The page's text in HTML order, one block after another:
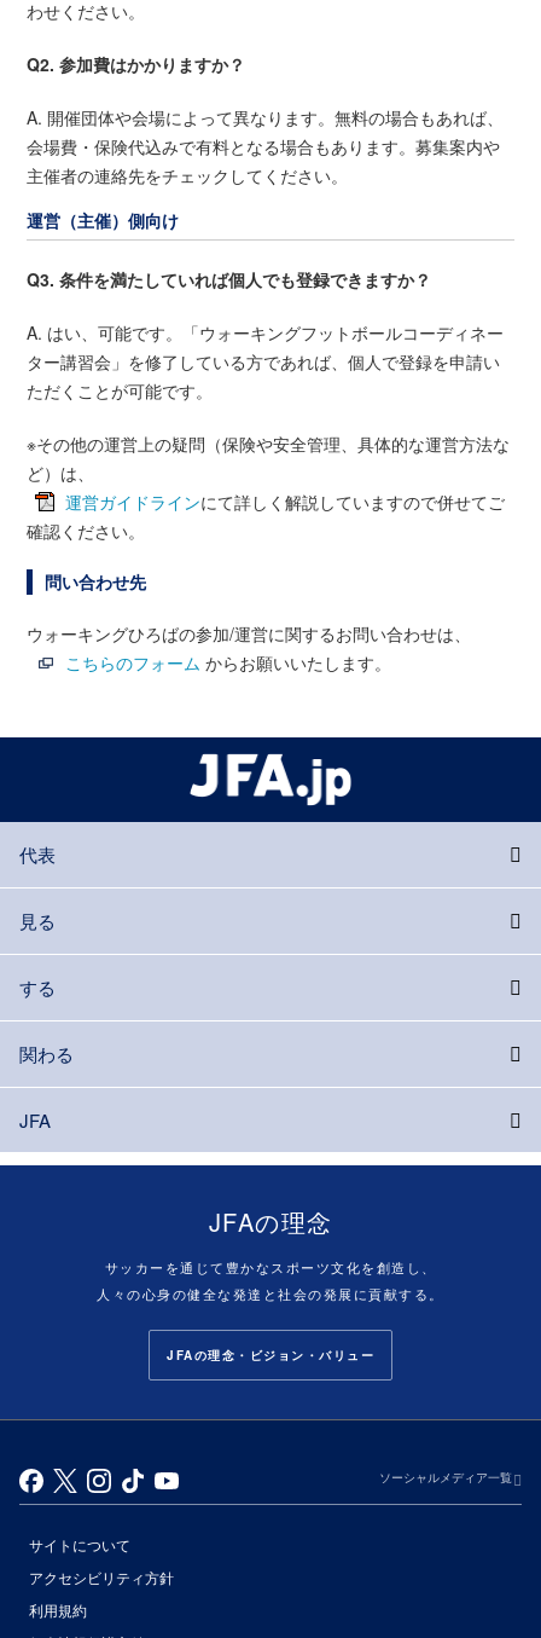
わせください。
Q2. 参加費はかかりますか？
A. 開催団体や会場によって異なります。無料の場合もあれば、
会場費・保険代込みで有料となる場合もあります。募集案内や
主催者の連絡先をチェックしてください。
運営（主催）側向け
Q3. 条件を満たしていれば個人でも登録できますか？
A. はい、可能です。「ウォーキングフットボールコーディネー
ター講習会」を修了している方であれば、個人で登録を申請い
ただくことが可能です。
※その他の運営上の疑問（保険や安全管理、具体的な運営方法な
ど）は、
運営ガイドラインにて詳しく解説していますので併せてご
確認ください。
問い合わせ先
ウォーキングひろばの参加/運営に関するお問い合わせは、
こちらのフォーム からお願いいたします。
代表
見る
する
関わる
JFA
JFAの理念
サッカーを通じて豊かなスポーツ文化を創造し、
人々の心身の健全な発達と社会の発展に貢献する。
JFAの理念・ビジョン・バリュー
ソーシャルメディア一覧
サイトについて
アクセシビリティ方針
利用規約